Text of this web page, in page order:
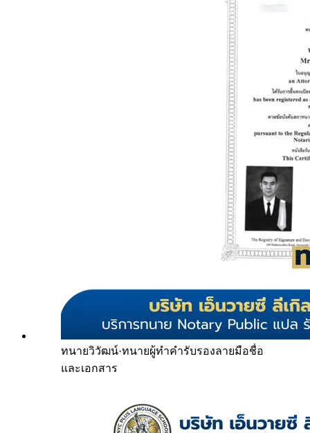
ทนายวิวัฒน์·ทนายผู้ทำคำรับรองลายมือชื่อ
และเอกสาร